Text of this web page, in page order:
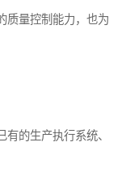
质量控制能力，也为
的生产执行系统、